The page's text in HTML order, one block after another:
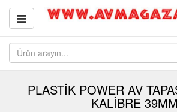
PLASTİK POWER AV
KALİBRE 39MM